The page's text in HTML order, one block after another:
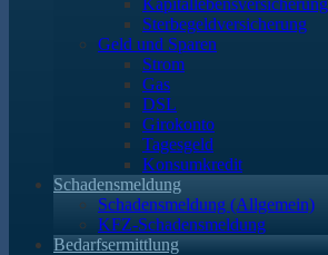
Kapitallebensversicherung
Sterbegeldversicherung
Geld und Sparen
Strom
Gas
DSL
Girokonto
Tagesgeld
Konsumkredit
Schadensmeldung
Schadensmeldung (Allgemein)
KFZ-Schadensmeldung
Bedarfsermittlung